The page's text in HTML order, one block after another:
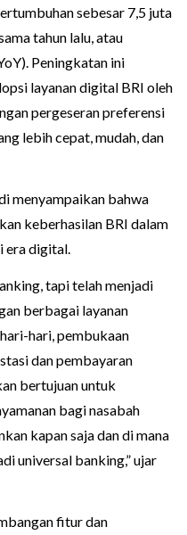
sebesar 7,5 juta
tahun lalu, atau
Peningkatan ini
layanan digital BRI oleh
pergeseran preferensi
lebih cepat, mudah, dan
menyampaikan bahwa
keberhasilan BRI dalam
era digital.
tapi telah menjadi
berbagai layanan
hari, pembukaan
dan pembayaran
bertujuan untuk
bagi nasabah
kapan saja dan di mana
universal banking,” ujar
fitur dan